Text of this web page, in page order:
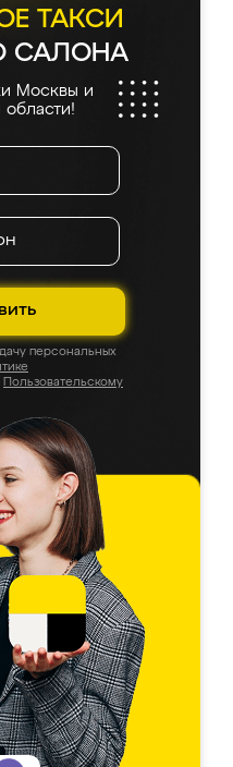
ТАКСИ
САЛОНА
Москвы и
области!
персональных
Пользовательскому